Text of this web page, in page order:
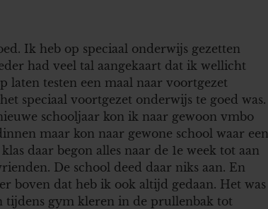
Ik heb op speciaal onderwijs gezetten
had veel tal aangekaart dat ik wellicht
laten testen een maal naar voortgezet
speciaal voortgezet onderwijs te goed was.
schooljaar kon ik naar gewoon vmbo
maar kon naar gewone school waar een
daar begon alles naar de 1e week tot aan
De school deed daar niks aan. En
boven dat heb ik ook altijd gedaan. Het was
tijdens gym kleren in de prullenbak tot